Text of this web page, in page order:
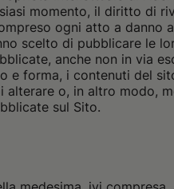
momento, il diritto di
ogni atto a danno
scelto di pubblicare le
anche non in via
e forma, i contenuti del
o, in altro modo,
sul Sito.